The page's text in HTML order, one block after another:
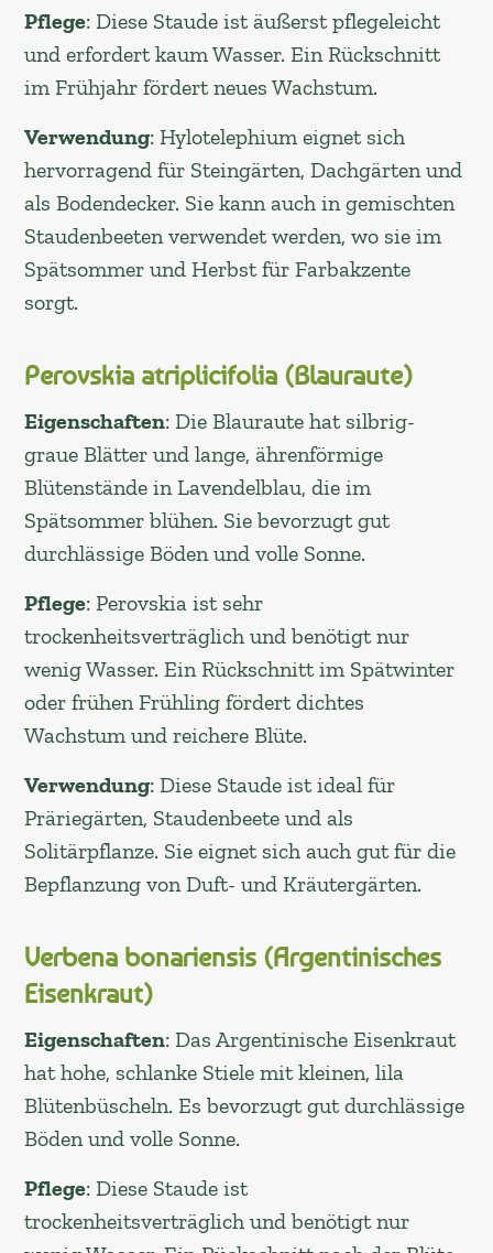
Pflege: Diese Staude ist äußerst pflegeleicht
und erfordert kaum Wasser. Ein Rückschnitt
im Frühjahr fördert neues Wachstum.
Verwendung: Hylotelephium eignet sich
hervorragend für Steingärten, Dachgärten und
als Bodendecker. Sie kann auch in gemischten
Staudenbeeten verwendet werden, wo sie im
Spätsommer und Herbst für Farbakzente
sorgt.
Perovskia atriplicifolia (Blauraute)
Eigenschaften: Die Blauraute hat silbrig-
graue Blätter und lange, ährenförmige
Blütenstände in Lavendelblau, die im
Spätsommer blühen. Sie bevorzugt gut
durchlässige Böden und volle Sonne.
Pflege: Perovskia ist sehr
trockenheitsverträglich und benötigt nur
wenig Wasser. Ein Rückschnitt im Spätwinter
oder frühen Frühling fördert dichtes
Wachstum und reichere Blüte.
Verwendung: Diese Staude ist ideal für
Präriegärten, Staudenbeete und als
Solitärpflanze. Sie eignet sich auch gut für die
Bepflanzung von Duft- und Kräutergärten.
Verbena bonariensis (Argentinisches
Eisenkraut)
Eigenschaften: Das Argentinische Eisenkraut
hat hohe, schlanke Stiele mit kleinen, lila
Blütenbüscheln. Es bevorzugt gut durchlässige
Böden und volle Sonne.
Pflege: Diese Staude ist
trockenheitsverträglich und benötigt nur